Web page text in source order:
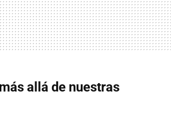
allá de nuestras